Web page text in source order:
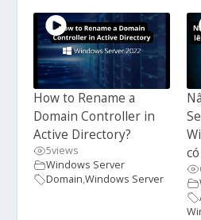
How to Rename a
Domain Controller in
Active Directory?
5views
Windows Server
Domain,Windows Server